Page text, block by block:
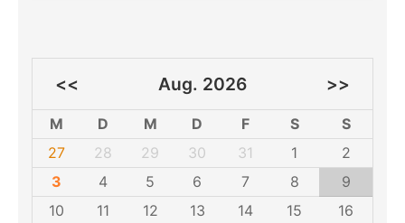
<< Aug. 2026 >>
M D M D F S
S
27
28 29 30 31 1
2
3
4 5 6 7 8
9
10
11 12 13 14 15
16